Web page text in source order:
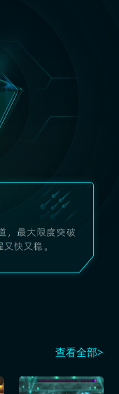
查看全部>